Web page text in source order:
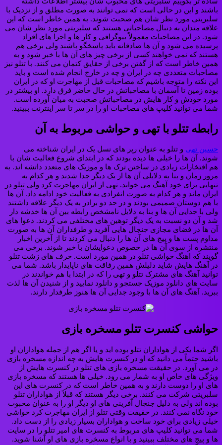
باشند و این در حالی است که نمی توانند به صورت مطلق و از نزدیک با
سلبریتی مورد نظر شان هم صحبت شوند. به همین خاطر است که این
علاقه مندان به دنبال مصاحباتی هستند که سلبریتی مورد نظر شان می
شود. در این مصاحبات معمولاً بیوگرافی و کار ها و اجرا های افراد
پرسیده می شود و آن ها صادقانه باید پاسخگو باشند ولی برخی هم
هستند که نمی خواهند کسی از برخی چیز های آن ها با خبر شود و به
همین خاطر است که از گفتن برخی از حقایق کتمان می کنند. با تتلو نیز
مصاحبات متعددی چه در ایران و چه در خارج انجام شده است و باید
این نکته را متوجه باشیم که مصاحبات قبل از مهاجرت او که در ایران
بوده زمین تا آسمان با مصاحباتش در حال حاضر فرق دارد. او بیشتر در
مورد خودش و کار هایش در مصاحباتش صحبت به میان آورده است.
شما می توانید کلیپ های مصاحبات او را در سر تا سر اینترنت ببینید.
رابطه تتلو با تهی و حواشی مربوط به آن
حسین تهی و تتلو به عنوان رپر های نسل یک در ایران شناخته می
شوند. آن ها را خیلی ها دیده بودند که در ابتدای شروع فعالیت شان با
هم افتخارات زیادی در ساختن ترک ها و موزیک های متعدد داتشه اند. به
مرور زمان و بنا به دلایلی آن ها از یک دیگر جدا شدند و هر کدام به
تنهایی برای خود آهنگ می خواند. تهی از ایران مهاجرت کرد ولی تتلو در
ایران ماند و هر کدام به صورت انفرادی به فعالیت خود ادامه داد. آن ها
با هم دوستان صمیمی بودند و در حد دو برادر به یک دیگر علاقه داشتند
ولی با جدایی آن ها و بنا به دلایل نامشخص رابطه بین آن ها خدشه دار
شد و آن دو نسبت به یک دیگر توهین های مختلفی می کردند. دعوا های
آن ها در فضای مجازی جنجال هایی آفرید و طرفداران آن ها به صورت
مداوم پست ها و پیج های آن ها را دنبال می کردند تا از آخرین اخبار
منتشره از سوی آن ها در خصوص دعوایشان با خبر شوند. برخی می
گویند که اهنگ حواشی تتلو در همین مورد است. حرف های زشت تتلو
در آهنگ هایش شاید دلیلش همین رفاقت های ناپایدار باشد. شما می
توانید آهنگ های مشترک تتلو و تهی را که در ابتدا با هم خواندند در
سایت های دانلود موزیک جستجو و دانلود نمایید و از شنیدن آن ها لذت
ببرید. آهنگ های آن ها با وجود جدایی آن ها هنوز طرفدار دارند.
حواشی کنسرت تتلو مسخره بازی
اگر شما یکی از هواداران تتلو بوده اید و یا اگر هم از جمله هواداران او
باشید حتماً می دانید که او در کنسرت هایش به چه اندازه مسخره بازی
در می آورد. در حقیقت مسخره بازی های تتلو در کنسرت هایش از
ویژگی های خاص او به شمار می رود. خیلی ها هستند که مسخره بازی
های او را دوست دارند و به همین خاطر است که در کنسرت های این
سلبریتی شرکت می کنند. برخی دیگر هستند که قبلاً از هواداران تتلو
بوده اند ولی به دلیل جنجال آفرینی های او دیگر او را به عنوان محبوب
خود نگاه نمی کنند. در حقیقت وقتی تتلو از ایران مهاجرت کرد حواشی
خیلی زیادی برای خود ساخت و هواداران بسیار زیادی را از دست داد.
شما می توانید کلیپ های مربوط به کنسرت های امیر تتلو را در سایت
ها و پیج های مختلف ببینید و با انواع مسخره بازی های او آشنا شوید.